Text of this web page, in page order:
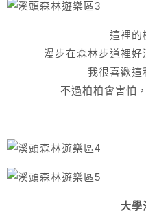
這裡的
漫步在森林步道裡好
我很喜歡這
不過柏柏會害怕
大學